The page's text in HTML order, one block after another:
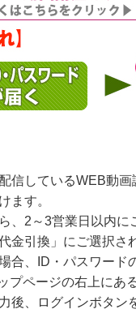
信しているWEB動
ます。
、2～3営業日以内
金引換」にご選択さ
合、ID・パスワード
プページの右上にあ
後、ログインボタン